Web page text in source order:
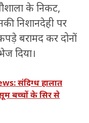
के निकट,
निशानदेही पर
बरामद कर दोनों
दिया।
संदिग्ध हालात
बच्चों के सिर से